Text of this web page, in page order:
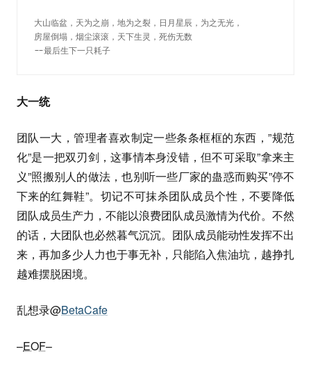
大山临盆，天为之崩，地为之裂，日月星辰，为之无光，
房屋倒塌，烟尘滚滚，天下生灵，死伤无数
--最后生下一只耗子
大一统
团队一大，管理者喜欢制定一些条条框框的东西，”规范
化”是一把双刃剑，这事情本身没错，但不可采取”拿来主
义”照搬别人的做法，也别听一些厂家的蛊惑而购买”停不
下来的红舞鞋”。切记不可抹杀团队成员个性，不要降低
团队成员生产力，不能以浪费团队成员激情为代价。不然
的话，大团队也必然暮气沉沉。团队成员能动性发挥不出
来，再加多少人力也于事无补，只能陷入焦油坑，越挣扎
越难摆脱困境。
乱想录@BetaCafe
–EOF–